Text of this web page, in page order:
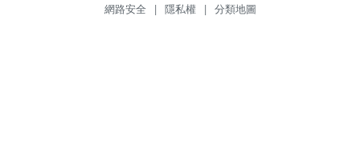
網路安全 | 隱私權 | 分類地圖